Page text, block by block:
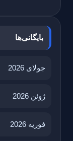
بایگانی‌ها
جولای 2026
ژوئن 2026
فوریه 2026